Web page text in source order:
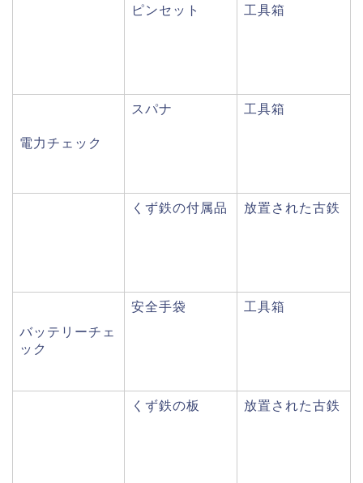
ピンセット 工具箱
電力チェック
スパナ 工具箱
くず鉄の付属品 放置された古鉄
バッテリーチェ
ック
安全手袋 工具箱
くず鉄の板 放置された古鉄